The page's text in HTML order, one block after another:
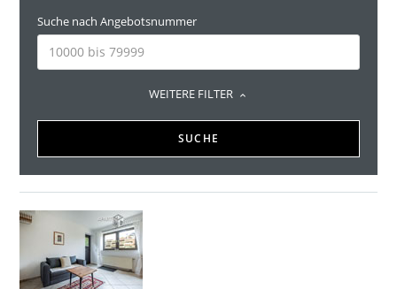
Suche nach Angebotsnummer
WEITERE FILTER
SUCHE